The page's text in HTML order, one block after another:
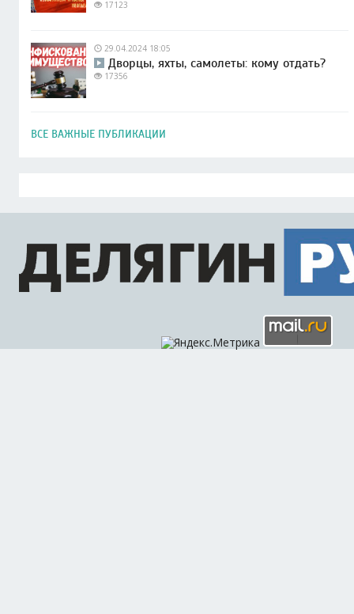
17123
29.04.2024 18:05
Дворцы, яхты, самолеты: кому отдать?
17356
ВСЕ ВАЖНЫЕ ПУБЛИКАЦИИ